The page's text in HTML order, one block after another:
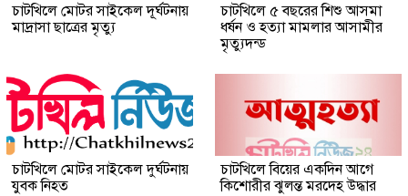
চাটখিলে মোটর সাইকেল দূর্ঘটনায়
মাদ্রাসা ছাত্রের মৃত্যু
চাটখিলে ৫ বছরের শিশু আসমা
ধর্ষন ও হত্যা মামলার আসামীর
মৃত্যুদন্ড
চাটখিলে মোটর সাইকেল দুর্ঘটনায়
যুবক নিহত
চাটখিলে বিয়ের একদিন আগে
কিশোরীর ঝুলন্ত মরদেহ উদ্ধার